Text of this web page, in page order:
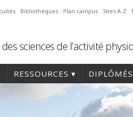
Bibliothèques Plan campus Sites A-Z
sciences de l’activité
RESSOURCES DIPLÔMÉS